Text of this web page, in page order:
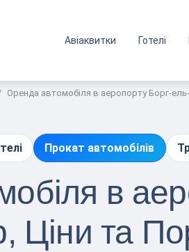
Авіаквитки Готелі
Оренда автомобіля в аеропорту Борг-
Прокат автомобілів
в
Ціни та